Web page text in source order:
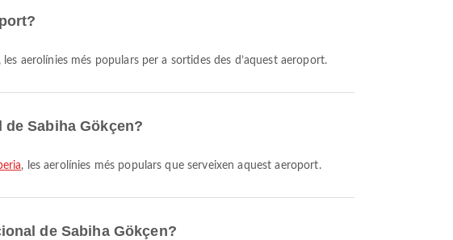
les aerolínies més populars per a sortides des d’aquest aeroport.
Sabiha Gökçen?
, les aerolínies més populars que serveixen aquest aeroport.
de Sabiha Gökçen?